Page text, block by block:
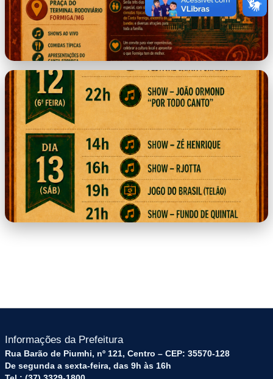
banner
Informações da Prefeitura
Rua Barão de Piumhi, nº 121, Centro – CEP: 35570-128
De segunda a sexta-feira, das 9h às 16h